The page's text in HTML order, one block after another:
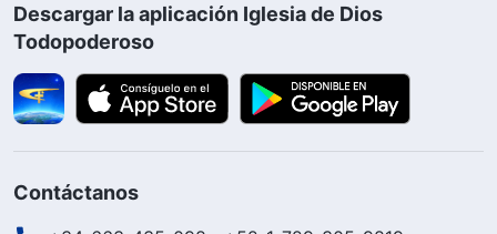
Descargar la aplicación Iglesia de Dios
Todopoderoso
Contáctanos